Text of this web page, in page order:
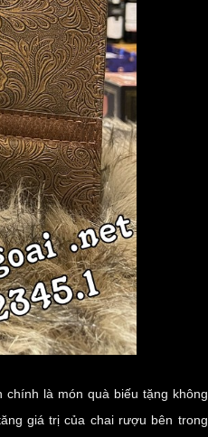
là món quà biếu tặng không
giá trị của chai rượu bên trong